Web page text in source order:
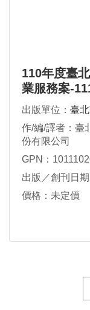
110年度臺
業服務案-
分)
出版單位： 臺
作/編/譯者：臺
份有限公司
GPN：
出版／創刊日
價格：未定價